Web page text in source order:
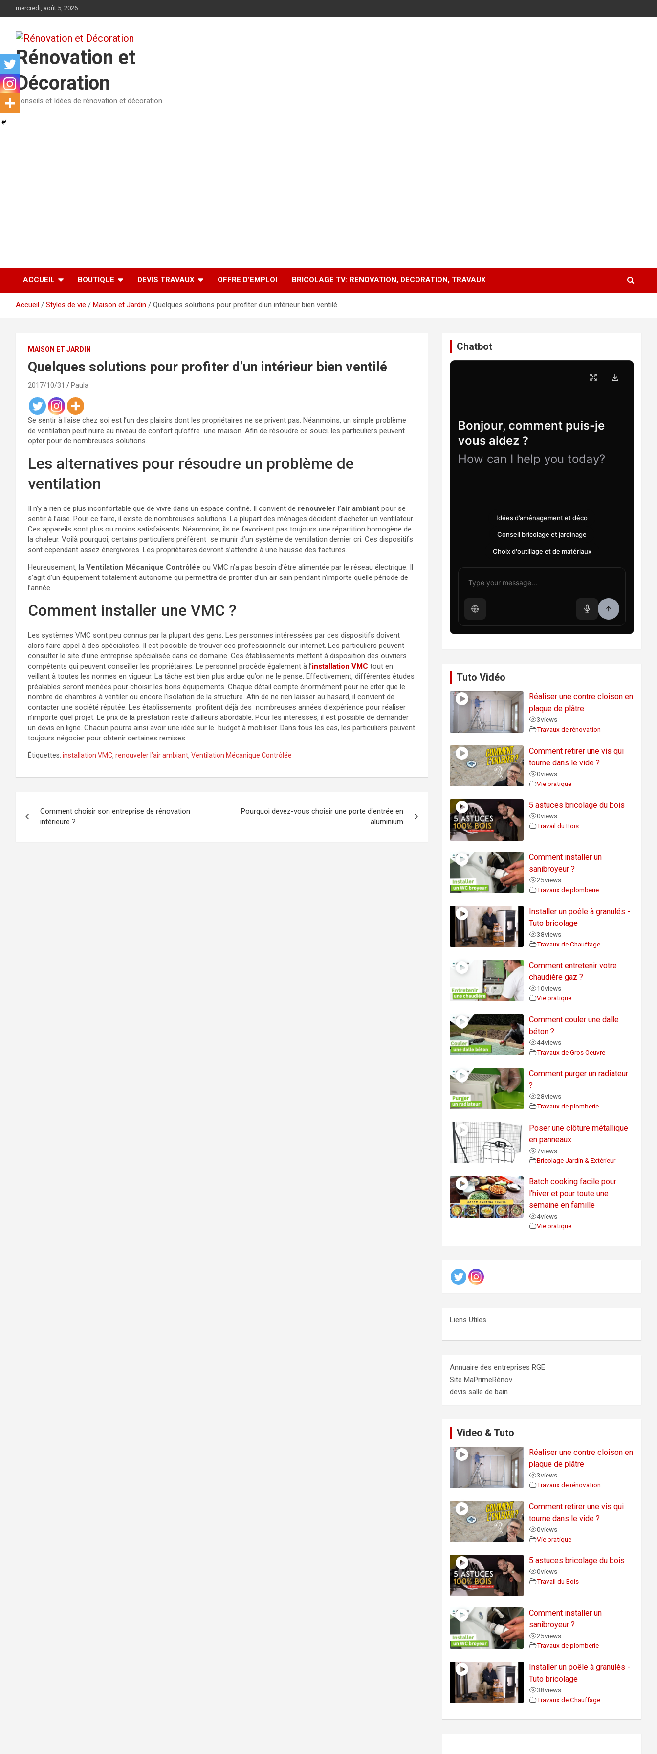
au
mercredi, août 5, 2026
Rénovation et
Décoration
Conseils et Idées de rénovation et décoration
ACCUEIL BOUTIQUE DEVIS TRAVAUX OFFRE D’EMPLOI BRICOLAGE TV: RENOVATION, DECORATION, TRAVAUX
Accueil Styles de vie Maison et Jardin Quelques solutions pour profiter d’un intérieur bien ventilé
MAISON ET JARDIN
Quelques solutions pour profiter d’un intérieur bien ventilé
2017/10/31 Paula
Se sentir à l’aise chez soi est l’un des plaisirs dont les propriétaires ne se privent pas. Néanmoins, un simple problème
de ventilation peut nuire au niveau de confort qu’offre une maison. Afin de résoudre ce souci, les particuliers peuvent
opter pour de nombreuses solutions.
Les alternatives pour résoudre un problème de
ventilation
Il n’y a rien de plus inconfortable que de vivre dans un espace confiné. Il convient de renouveler l’air ambiant pour se
sentir à l’aise. Pour ce faire, il existe de nombreuses solutions. La plupart des ménages décident d’acheter un ventilateur.
Ces appareils sont plus ou moins satisfaisants. Néanmoins, ils ne favorisent pas toujours une répartition homogène de
la chaleur. Voilà pourquoi, certains particuliers préfèrent se munir d’un système de ventilation dernier cri. Ces dispositifs
sont cependant assez énergivores. Les propriétaires devront s’attendre à une hausse des factures.
Heureusement, la Ventilation Mécanique Contrôlée ou VMC n’a pas besoin d’être alimentée par le réseau électrique. Il
s’agit d’un équipement totalement autonome qui permettra de profiter d’un air sain pendant n’importe quelle période de
l’année.
Comment installer une VMC ?
Les systèmes VMC sont peu connus par la plupart des gens. Les personnes intéressées par ces dispositifs doivent
alors faire appel à des spécialistes. Il est possible de trouver ces professionnels sur internet. Les particuliers peuvent
consulter le site d’une entreprise spécialisée dans ce domaine. Ces établissements mettent à disposition des ouvriers
compétents qui peuvent conseiller les propriétaires. Le personnel procède également à l’installation VMC tout en
veillant à toutes les normes en vigueur. La tâche est bien plus ardue qu’on ne le pense. Effectivement, différentes études
préalables seront menées pour choisir les bons équipements. Chaque détail compte énormément pour ne citer que le
nombre de chambres à ventiler ou encore l’isolation de la structure. Afin de ne rien laisser au hasard, il convient de
contacter une société réputée. Les établissements profitent déjà des nombreuses années d’expérience pour réaliser
n’importe quel projet. Le prix de la prestation reste d’ailleurs abordable. Pour les intéressés, il est possible de demander
un devis en ligne. Chacun pourra ainsi avoir une idée sur le budget à mobiliser. Dans tous les cas, les particuliers peuvent
toujours négocier pour obtenir certaines remises.
Étiquettes: installation VMC, renouveler l’air ambiant, Ventilation Mécanique Contrôlée
de
l’article
Comment choisir son entreprise de rénovation
intérieure ?
Pourquoi devez-vous choisir une porte d’entrée en
aluminium
Chatbot
Bonjour, comment puis-je
vous aidez ?
How can I help you today?
Idées d’aménagement et déco
Conseil bricolage et jardinage
Choix d'outillage et de matériaux
Tuto Vidéo
Réaliser une contre cloison en
plaque de plâtre
3views
Travaux de rénovation
Comment retirer une vis qui
tourne dans le vide ?
0views
Vie pratique
5 astuces bricolage du bois
0views
Travail du Bois
Comment installer un
sanibroyeur ?
25views
Travaux de plomberie
Installer un poêle à granulés -
Tuto bricolage
38views
Travaux de Chauffage
Comment entretenir votre
chaudière gaz ?
10views
Vie pratique
Comment couler une dalle
béton ?
44views
Travaux de Gros Oeuvre
Comment purger un radiateur
?
28views
Travaux de plomberie
Poser une clôture métallique
en panneaux
7views
Bricolage Jardin & Extérieur
Batch cooking facile pour
l’hiver et pour toute une
semaine en famille
4views
Vie pratique
Liens Utiles
Annuaire des entreprises RGE
Site MaPrimeRénov
devis salle de bain
Video & Tuto
Réaliser une contre cloison en
plaque de plâtre
3views
Travaux de rénovation
Comment retirer une vis qui
tourne dans le vide ?
0views
Vie pratique
5 astuces bricolage du bois
0views
Travail du Bois
Comment installer un
sanibroyeur ?
25views
Travaux de plomberie
Installer un poêle à granulés -
Tuto bricolage
38views
Travaux de Chauffage